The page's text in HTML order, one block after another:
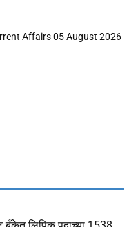
Affairs 05 August 2026